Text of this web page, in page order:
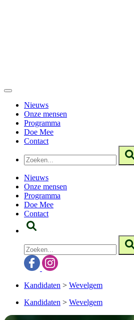
Nieuws
Onze mensen
Programma
Doe Mee
Contact
Nieuws
Onze mensen
Programma
Doe Mee
Contact
Kandidaten > Wevelgem
Kandidaten > Wevelgem